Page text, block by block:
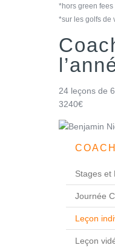
*hors green fees
*sur les golfs de
24 leçons de
3240€
Stages et
Journée
Leçon
Leçon